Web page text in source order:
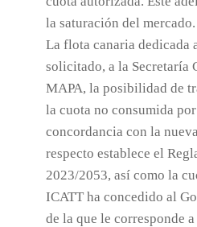
la saturación del mercado.
La flota canaria dedicada
solicitado, a la Secretaría
MAPA, la posibilidad de
la cuota no consumida
concordancia con la
respecto establece el
2023/2053, así como la
ICATT ha concedido al
de la que le corresponde